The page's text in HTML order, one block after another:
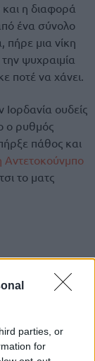
parties, or
for
η διαφορά
ένα σύνολο
πήρε μια νίκη
ψυχραιμία
ποτέ να χάνει.
ουδείς
ο ρυθμός
πάθος και
το ματς